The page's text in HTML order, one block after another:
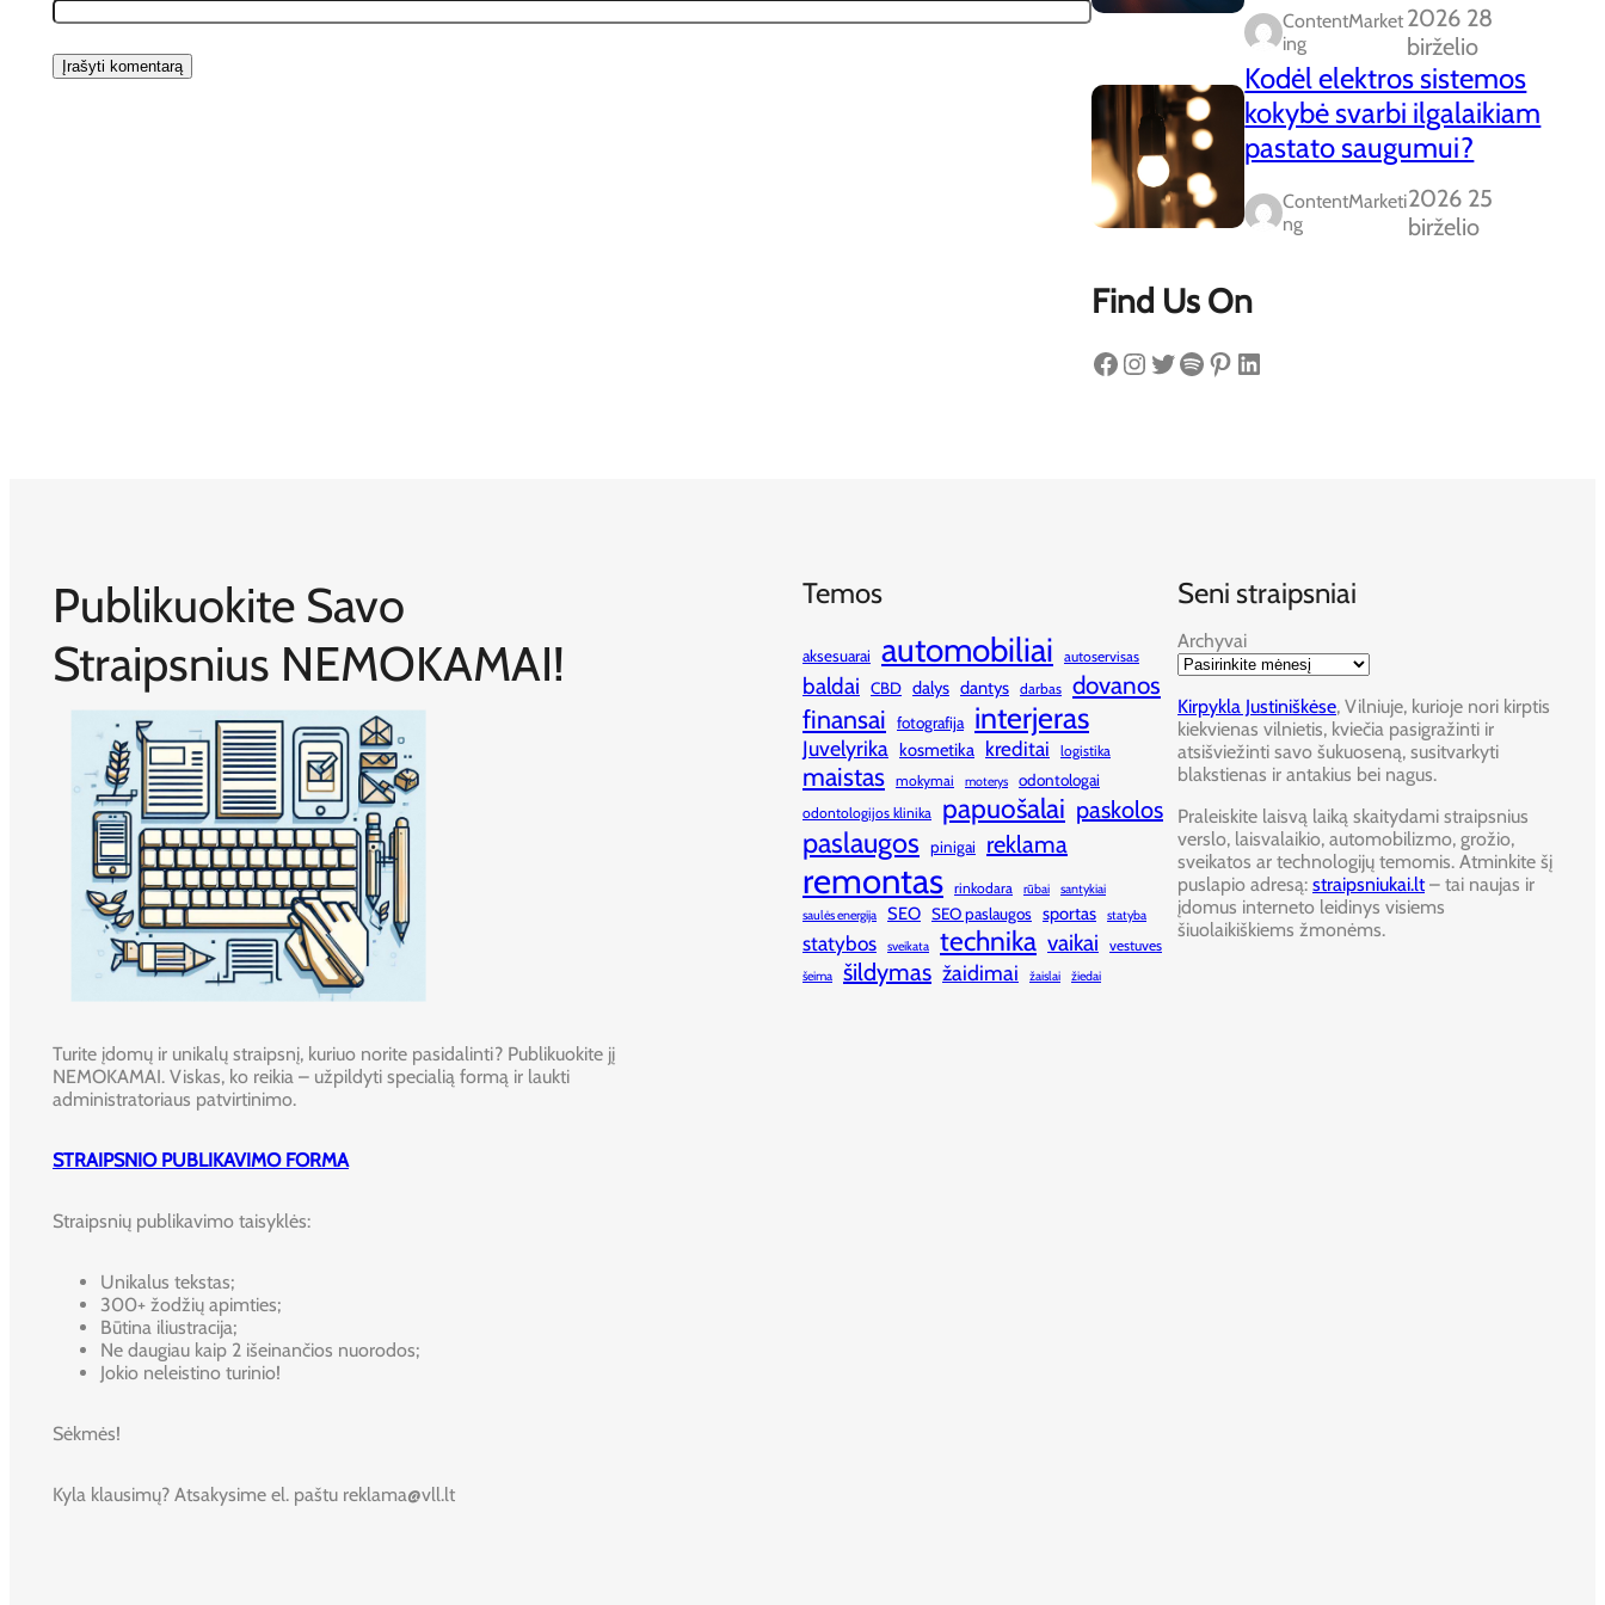
ContentMarket
Ing
2026 28
birželio
Kodėl elektros sistemos
kokybė svarbi ilgalaikiam
pastato saugumui?
ContentMarketi
Ng
2026 25
birželio
Find Us On
Facebook Instagram Twitter Spotify Pinterest LinkedIn
Publikuokite Savo
Straipsnius NEMOKAMAI!
Turite įdomų ir unikalų straipsnį, kuriuo norite pasidalinti? Publikuokite jį
NEMOKAMAI. Viskas, ko reikia – užpildyti specialią formą ir laukti
administratoriaus patvirtinimo.
STRAIPSNIO PUBLIKAVIMO FORMA
Straipsnių publikavimo taisyklės:
Unikalus tekstas;
300+ žodžių apimties;
Būtina iliustracija;
Ne daugiau kaip 2 išeinančios nuorodos;
Jokio neleistino turinio!
Sėkmės!
Kyla klausimų? Atsakysime el. paštu reklama@vll.lt
Temos
aksesuarai automobiliai autoservisas
baldai CBD dalys dantys darbas dovanos
finansai fotografija interjeras
Juvelyrika kosmetika kreditai logistika
maistas mokymai moterys odontologai
odontologijos klinika papuošalai paskolos
paslaugos pinigai reklama
remontas rinkodara rūbai
santykiai
saulės energija
SEO SEO paslaugos sportas statyba
statybos sveikata technika vaikai vestuves
šeima šildymas žaidimai žaislai žiedai
Seni straipsniai
Archyvai
Kirpykla Justiniškėse, Vilniuje, kurioje nori kirptis
kiekvienas vilnietis, kviečia pasigražinti ir
atsišviežinti savo šukuoseną, susitvarkyti
blakstienas ir antakius bei nagus.
Praleiskite laisvą laiką skaitydami straipsnius
verslo, laisvalaikio, automobilizmo, grožio,
sveikatos ar technologijų temomis. Atminkite šį
puslapio adresą: straipsniukai.lt– tai naujas ir
įdomus interneto leidinys visiems
šiuolaikiškiems žmonėms.